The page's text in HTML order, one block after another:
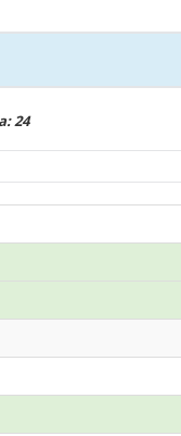
24